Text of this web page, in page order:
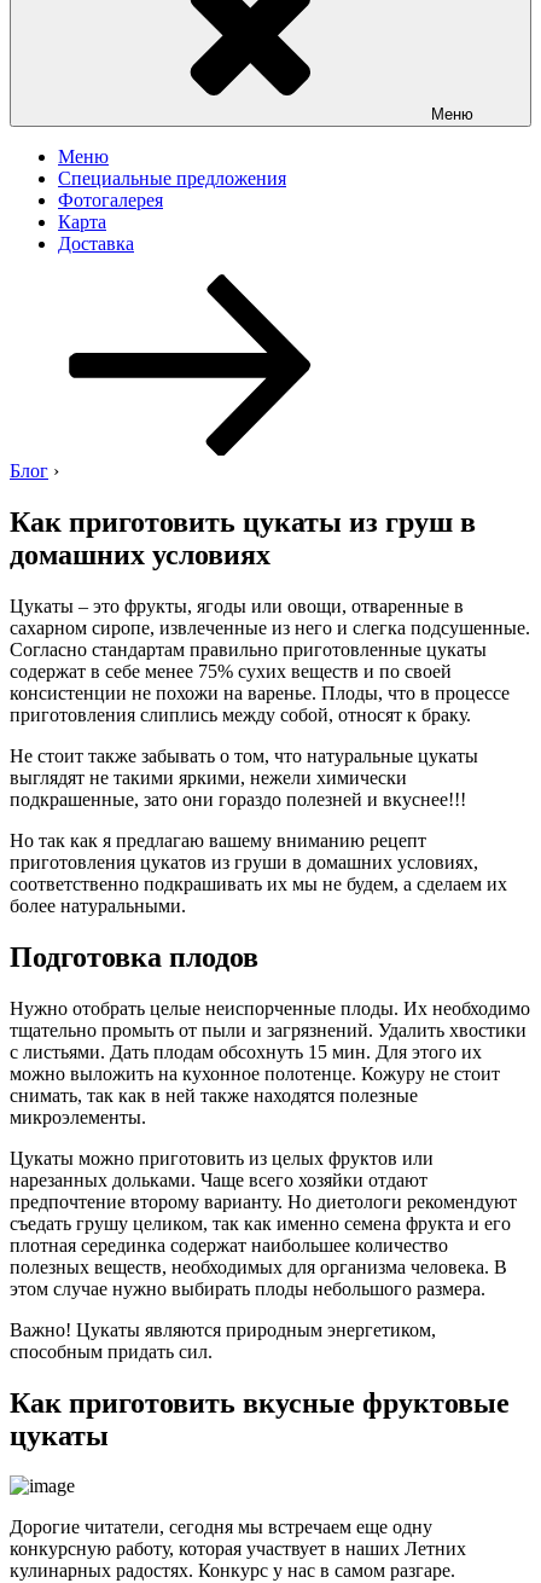
Меню
Меню
Специальные предложения
Фотогалерея
Карта
Доставка
Блог ›
Как приготовить цукаты из груш в
домашних условиях
Цукаты – это фрукты, ягоды или овощи, отваренные в
сахарном сиропе, извлеченные из него и слегка подсушенные.
Согласно стандартам правильно приготовленные цукаты
содержат в себе менее 75% сухих веществ и по своей
консистенции не похожи на варенье. Плоды, что в процессе
приготовления слиплись между собой, относят к браку.
Не стоит также забывать о том, что натуральные цукаты
выглядят не такими яркими, нежели химически
подкрашенные, зато они гораздо полезней и вкуснее!!!
Но так как я предлагаю вашему вниманию рецепт
приготовления цукатов из груши в домашних условиях,
соответственно подкрашивать их мы не будем, а сделаем их
более натуральными.
Подготовка плодов
Нужно отобрать целые неиспорченные плоды. Их необходимо
тщательно промыть от пыли и загрязнений. Удалить хвостики
с листьями. Дать плодам обсохнуть 15 мин. Для этого их
можно выложить на кухонное полотенце. Кожуру не стоит
снимать, так как в ней также находятся полезные
микроэлементы.
Цукаты можно приготовить из целых фруктов или
нарезанных дольками. Чаще всего хозяйки отдают
предпочтение второму варианту. Но диетологи рекомендуют
съедать грушу целиком, так как именно семена фрукта и его
плотная серединка содержат наибольшее количество
полезных веществ, необходимых для организма человека. В
этом случае нужно выбирать плоды небольшого размера.
Важно! Цукаты являются природным энергетиком,
способным придать сил.
Как приготовить вкусные фруктовые
цукаты
Дорогие читатели, сегодня мы встречаем еще одну
конкурсную работу, которая участвует в наших Летних
кулинарных радостях. Конкурс у нас в самом разгаре.